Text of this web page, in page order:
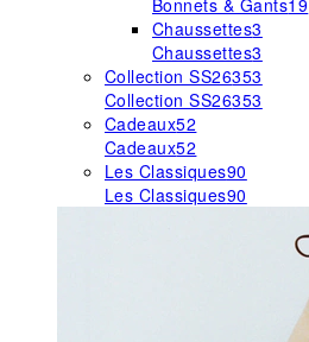
Bonnets & Gants19
Chaussettes3
Chaussettes3
Collection SS26353
Collection SS26353
Cadeaux52
Cadeaux52
Les Classiques90
Les Classiques90